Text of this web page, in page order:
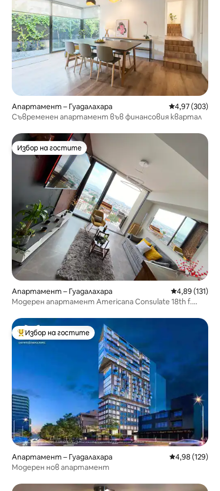
Апартамент – Гуадалахара Средна
4,97 (303)
Съвременен апартамент във финансовия квартал
Избор на гостите
Избор на гостите
Апартамент – Гуадалахара Средна
4,89 (131)
Модерен апартамент Americana Consulate 18th f.
Най-популярен избор на гостите
Избор на гостите
Апартамент – Гуадалахара Средна
4,98 (129)
Модерен нов апартамент